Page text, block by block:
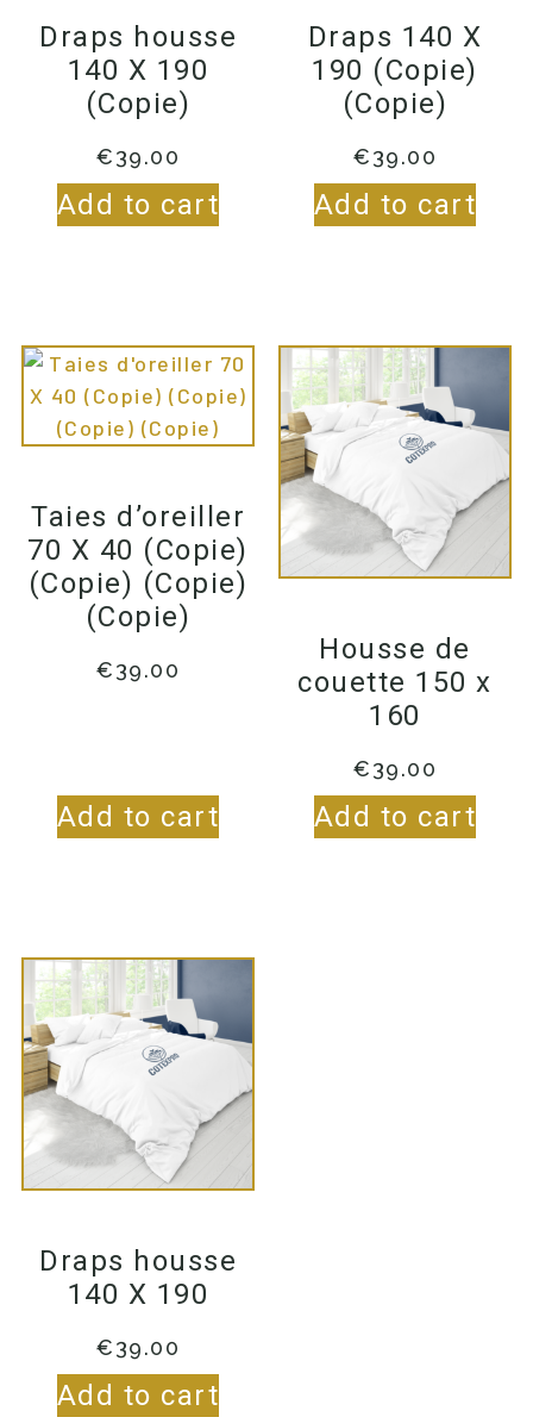
Draps housse
140 X 190
(Copie)
€39.00
Add to cart
Draps 140 X
190 (Copie)
(Copie)
€39.00
Add to cart
Taies d’oreiller
70 X 40 (Copie)
(Copie) (Copie)
(Copie)
€39.00
Add to cart
Housse de
couette 150 x
160
€39.00
Add to cart
Draps housse
140 X 190
€39.00
Add to cart